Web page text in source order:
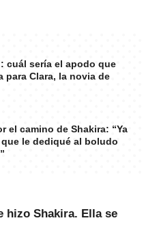
cuál sería el apodo que
para Clara, la novia de
el camino de Shakira: “Ya
le dediqué al boludo
hizo Shakira. Ella se